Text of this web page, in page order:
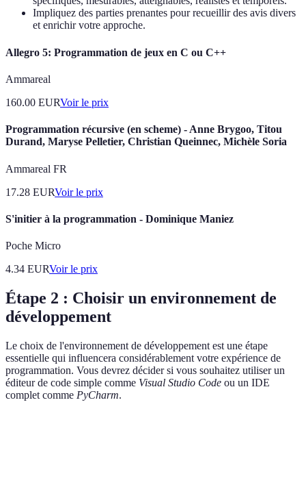
Impliquez des parties prenantes pour recueillir des avis divers
et enrichir votre approche.
Allegro 5: Programmation de jeux en C ou C++
Ammareal
160.00 EURVoir le prix
Programmation récursive (en scheme) - Anne Brygoo, Titou
Durand, Maryse Pelletier, Christian Queinnec, Michèle Soria
Ammareal FR
17.28 EURVoir le prix
S'initier à la programmation - Dominique Maniez
Poche Micro
4.34 EURVoir le prix
Étape 2 : Choisir un environnement de
développement
Le choix de l'environnement de développement est une étape
essentielle qui influencera considérablement votre expérience de
programmation. Vous devrez décider si vous souhaitez utiliser un
éditeur de code simple comme Visual Studio Code ou un IDE
complet comme PyCharm.